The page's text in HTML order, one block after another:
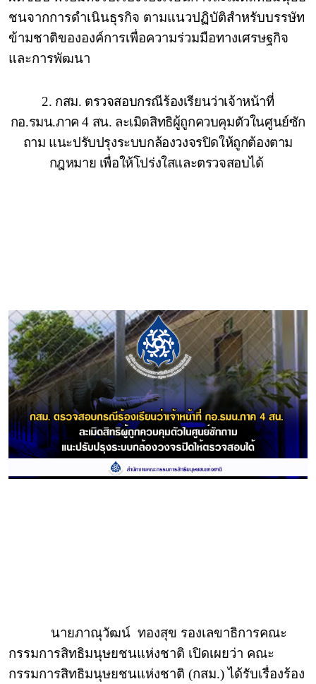
ชนจากการดำเนินธุรกิจ ตามแนวปฏิบัติสำหรับบรรษัท
ข้ามชาติขององค์การเพื่อความร่วมมือทางเศรษฐกิจ
และการพัฒนา
2. กสม. ตรวจสอบกรณีร้องเรียนว่าเจ้าหน้าที่
กอ.รมน.ภาค 4 สน. ละเมิดสิทธิผู้ถูกควบคุมตัวในศูนย์ซัก
ถาม แนะปรับปรุงระบบกล้องวงจรปิดให้ถูกต้องตาม
กฎหมาย เพื่อให้โปร่งใสและตรวจสอบได้
นายภาณุวัฒน์ ทองสุข รองเลขาธิการคณะ
กรรมการสิทธิมนุษยชนแห่งชาติ เปิดเผยว่า คณะ
กรรมการสิทธิมนุษยชนแห่งชาติ (กสม.) ได้รับเรื่องร้อง